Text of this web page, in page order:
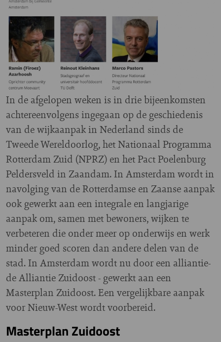
In de afgelopen weken is in drie bijeenkomsten
achtereenvolgens ingegaan op de geschiedenis
van de wijkaanpak in Nederland sinds de
Tweede Wereldoorlog, het Nationaal Programma
Rotterdam Zuid (NPRZ) en het Pact Poelenburg
Peldersveld in Zaandam. In Amsterdam wordt in
navolging van de Rotterdamse en Zaanse aanpak
ook gewerkt aan een integrale en langjarige
aanpak om, samen met bewoners, wijken te
verbeteren die onder meer op onderwijs en werk
minder goed scoren dan andere delen van de
stad. In Amsterdam wordt nu door een alliantie-
de Alliantie Zuidoost - gewerkt aan een
Masterplan Zuidoost. Een vergelijkbare aanpak
voor Nieuw-West wordt voorbereid.
Masterplan Zuidoost